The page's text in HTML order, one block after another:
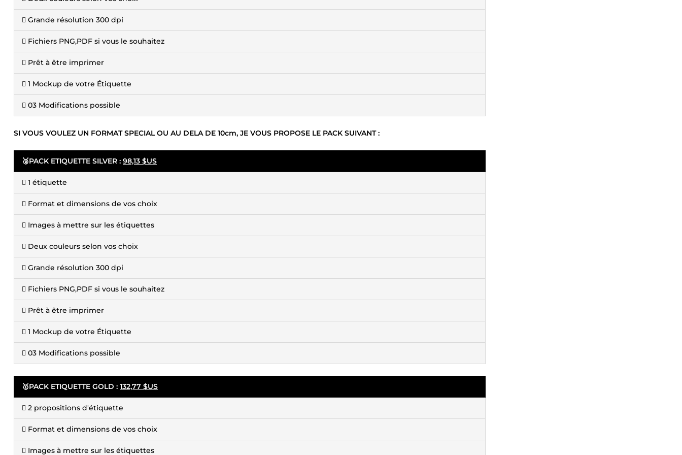
 Grande résolution 300 dpi
 Fichiers PNG,PDF si vous le souhaitez
 Prêt à être imprimer
 1 Mockup de votre Étiquette
 03 Modifications possible
SI VOUS VOULEZ UN FORMAT SPECIAL OU AU DELA DE 10cm, JE VOUS PROPOSE LE PACK SUIVANT :
🥈PACK ETIQUETTE SILVER : 98,13 $US
 1 étiquette
 Format et dimensions de vos choix
 Images à mettre sur les étiquettes
 Deux couleurs selon vos choix
 Grande résolution 300 dpi
 Fichiers PNG,PDF si vous le souhaitez
 Prêt à être imprimer
 1 Mockup de votre Étiquette
 03 Modifications possible
🥇PACK ETIQUETTE GOLD : 132,77 $US
 2 propositions d'étiquette
 Format et dimensions de vos choix
 Images à mettre sur les étiquettes